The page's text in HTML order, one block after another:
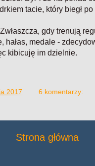
tacie, który biegł
gdy trenują
hałas, medale -
kibicuję im dzielnie.
2017 6 komentarzy:
Strona główna